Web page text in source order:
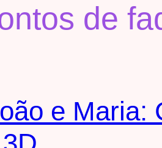
de
e Maria: